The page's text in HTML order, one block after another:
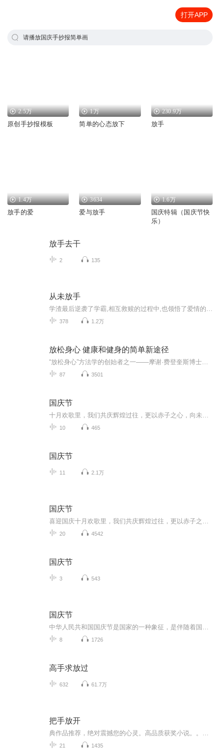
打开APP
请播放国庆手抄报简单画
2.5万
原创手抄报模板
1万
简单的心态放下
230.9万
放手
1.4万
放手的爱
3634
爱与放手
1.6万
国庆特辑（国庆节快
乐）
放手去干
2 135
从未放手
378 1.2万
放松身心 健康和健身的简单新途径
87 3501
国庆节
10 465
国庆节
11 2.1万
国庆节
20 4542
国庆节
3 543
国庆节
8 1726
高手求放过
632 61.7万
把手放开
21 1435